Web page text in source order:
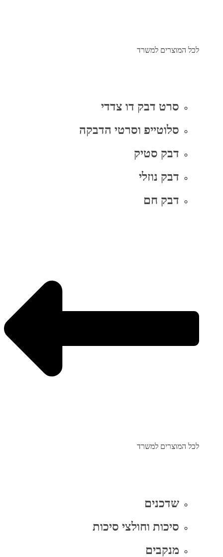
לכל המוצרים למשרד
סרט דבק דו צדדי
סלוטייפ וסרטי הדבקה
דבק סטיק
דבק נוזלי
דבק חם
לכל המוצרים למשרד
שדכנים
סיכות וחולצי סיכות
מנקבים